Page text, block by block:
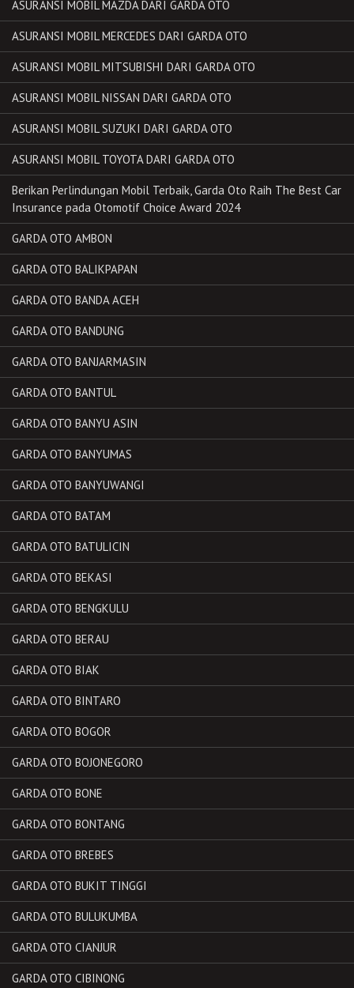
ASURANSI MOBIL MAZDA DARI GARDA OTO
ASURANSI MOBIL MERCEDES DARI GARDA OTO
ASURANSI MOBIL MITSUBISHI DARI GARDA OTO
ASURANSI MOBIL NISSAN DARI GARDA OTO
ASURANSI MOBIL SUZUKI DARI GARDA OTO
ASURANSI MOBIL TOYOTA DARI GARDA OTO
Berikan Perlindungan Mobil Terbaik, Garda Oto Raih The Best Car
Insurance pada Otomotif Choice Award 2024
GARDA OTO AMBON
GARDA OTO BALIKPAPAN
GARDA OTO BANDA ACEH
GARDA OTO BANDUNG
GARDA OTO BANJARMASIN
GARDA OTO BANTUL
GARDA OTO BANYU ASIN
GARDA OTO BANYUMAS
GARDA OTO BANYUWANGI
GARDA OTO BATAM
GARDA OTO BATULICIN
GARDA OTO BEKASI
GARDA OTO BENGKULU
GARDA OTO BERAU
GARDA OTO BIAK
GARDA OTO BINTARO
GARDA OTO BOGOR
GARDA OTO BOJONEGORO
GARDA OTO BONE
GARDA OTO BONTANG
GARDA OTO BREBES
GARDA OTO BUKIT TINGGI
GARDA OTO BULUKUMBA
GARDA OTO CIANJUR
GARDA OTO CIBINONG